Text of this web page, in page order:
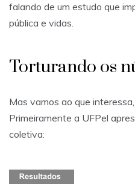
falando de um estudo que
pública e vidas.
Torturando os
Mas vamos ao que
Primeiramente a UFPel
coletiva: